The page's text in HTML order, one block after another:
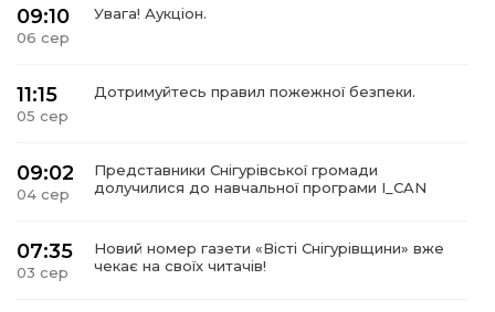
09:10
06 сер
Увага! Аукціон.
11:15
05 сер
Дотримуйтесь правил пожежної безпеки.
09:02
04 сер
Представники Снігурівської громади
долучилися до навчальної програми I_CAN
07:35
03 сер
Новий номер газети «Вісті Снігурівщини» вже
чекає на своїх читачів!